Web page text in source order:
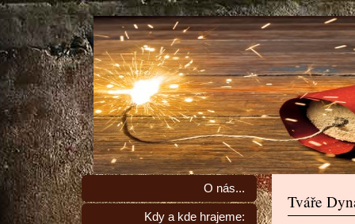
O nás...
Kdy a kde hrajeme:
Tváře